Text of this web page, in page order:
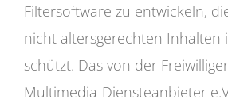
Filtersoftware zu entwickeln,
nicht altersgerechten Inhalten
schützt. Das von der
Multimedia-Diensteanbieter